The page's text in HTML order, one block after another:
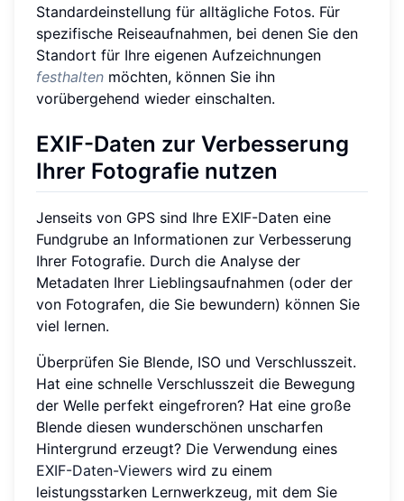
Standardeinstellung für alltägliche Fotos. Für
spezifische Reiseaufnahmen, bei denen Sie den
Standort für Ihre eigenen Aufzeichnungen
festhalten möchten, können Sie ihn
vorübergehend wieder einschalten.
EXIF-Daten zur Verbesserung
Ihrer Fotografie nutzen
Jenseits von GPS sind Ihre EXIF-Daten eine
Fundgrube an Informationen zur Verbesserung
Ihrer Fotografie. Durch die Analyse der
Metadaten Ihrer Lieblingsaufnahmen (oder der
von Fotografen, die Sie bewundern) können Sie
viel lernen.
Überprüfen Sie Blende, ISO und Verschlusszeit.
Hat eine schnelle Verschlusszeit die Bewegung
der Welle perfekt eingefroren? Hat eine große
Blende diesen wunderschönen unscharfen
Hintergrund erzeugt? Die Verwendung eines
EXIF-Daten-Viewers wird zu einem
leistungsstarken Lernwerkzeug, mit dem Sie